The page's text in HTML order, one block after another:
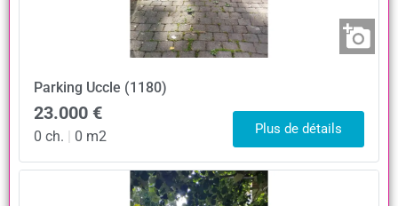
Parking Uccle (1180)
23.000 €
0 ch. 0 m2 Plus de détails